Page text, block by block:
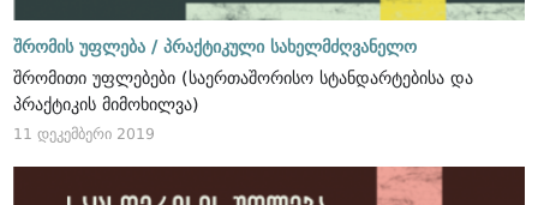
შრომის უფლება / პრაქტიკული სახელმძღვანელო
შრომითი უფლებები (საერთაშორისო სტანდარტებისა და
პრაქტიკის მიმოხილვა)
11 დეკემბერი 2019